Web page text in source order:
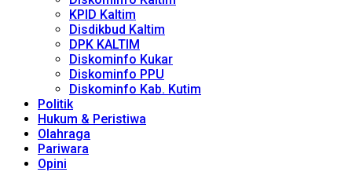
KPID Kaltim
Disdikbud Kaltim
DPK KALTIM
Diskominfo Kukar
Diskominfo PPU
Diskominfo Kab. Kutim
Politik
Hukum & Peristiwa
Olahraga
Pariwara
Opini